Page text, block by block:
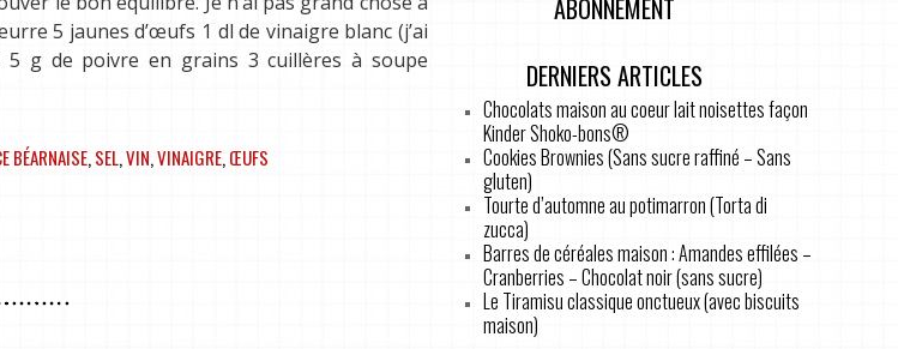
5 jaunes d’œufs 1 dl de vinaigre blanc (j’ai
5 g de poivre en grains 3 cuillères à soupe
BÉARNAISE,SEL,VIN,VINAIGRE,ŒUFS
ABONNEMENT
DERNIERS ARTICLES
Chocolats maison au coeur lait noisettes façon
Kinder Shoko-bons®
Cookies Brownies (Sans sucre raffiné – Sans
gluten)
Tourte d’automne au potimarron (Torta di
zucca)
Barres de céréales maison : Amandes effilées –
Cranberries – Chocolat noir (sans sucre)
Le Tiramisu classique onctueux (avec biscuits
maison)